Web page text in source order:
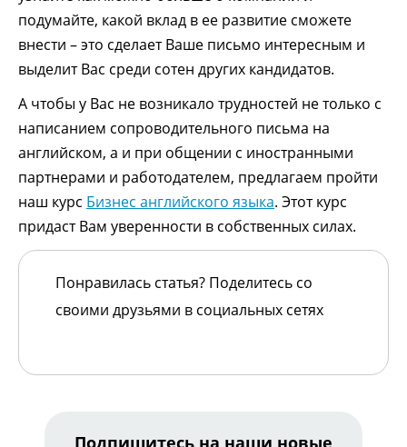
подумайте, какой вклад в ее развитие сможете
внести – это сделает Ваше письмо интересным и
выделит Вас среди сотен других кандидатов.
А чтобы у Вас не возникало трудностей не только с
написанием сопроводительного письма на
английском, а и при общении с иностранными
партнерами и работодателем, предлагаем пройти
наш курс Бизнес английского языка. Этот курс
придаст Вам уверенности в собственных силах.
Понравилась статья? Поделитесь со
своими друзьями в социальных сетях